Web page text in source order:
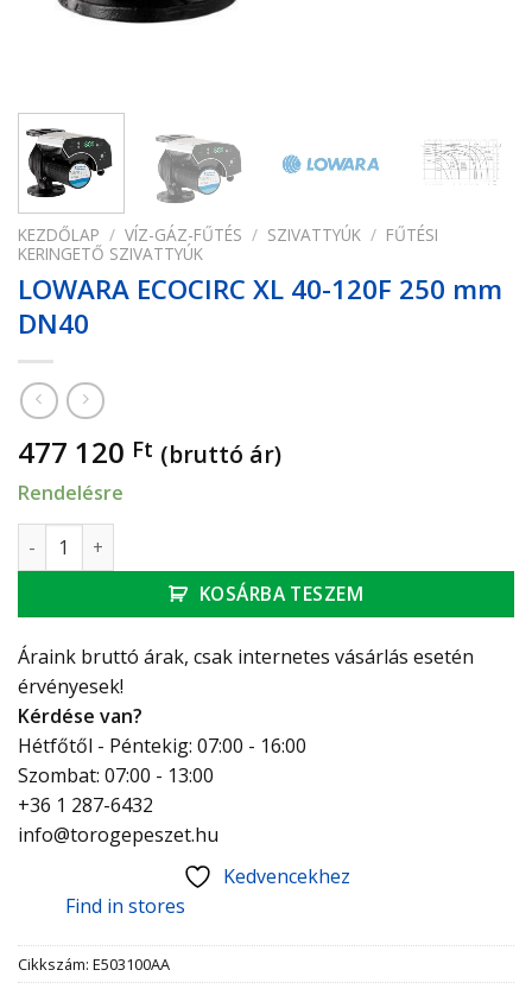
KEZDŐLAP / VÍZ-GÁZ-FŰTÉS / SZIVATTYÚK / FŰTÉSI
KERINGETŐ SZIVATTYÚK
LOWARA ECOCIRC XL 40-120F 250 mm
DN40
477 120 Ft (bruttó ár)
Rendelésre
LOWARA ECOCIRC XL 40-120F 250 mm DN40 mennyiség
KOSÁRBA TESZEM
Áraink bruttó árak, csak internetes vásárlás esetén
érvényesek!
Kérdése van?
Hétfőtől - Péntekig: 07:00 - 16:00
Szombat: 07:00 - 13:00
+36 1 287-6432
info@torogepeszet.hu
Kedvencekhez
Find in stores
Cikkszám: E503100AA